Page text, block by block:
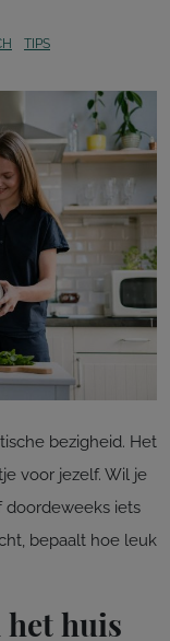
TIPS
bezigheid. Het
voor jezelf. Wil je
doordeweeks iets
bepaalt hoe leuk
het huis